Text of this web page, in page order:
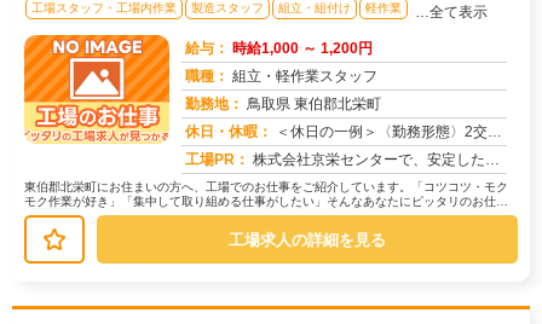
工場スタッフ・工場内作業 製造スタッフ 組立・組付け 軽作業 …全て表示
給与： 時給1,000 ～ 1,200円
職種： 組立・軽作業スタッフ
勤務地： 鳥取県 東伯郡北栄町
休日・休暇：
＜休日の一例＞〈勤務形態〉2交替〈休日〉土日★ＧＷ・夏季・冬季・年末年始休暇あり★有給休暇あり※配属先により休日・...
工場PR： 株式会社京栄センターで、安定した暮らしを手に入れませんか？☆家具付き寮がすぐに利用可能！→ 敷金・礼金・鍵交換代も...
東伯郡北栄町にお住まいの方へ、工場でのお仕事をご紹介しています。「コツコツ・モク
モク作業が好き」「集中して取り組める仕事がしたい」そんなあなたにピッタリのお仕事
を、京栄センターがご紹介します。☆...
工場求人の詳細を見る